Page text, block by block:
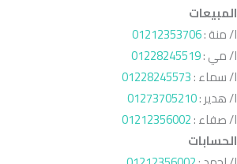
المبيعات
ا/ منة :01212353706
ا/ مي :01228245519
ا/ سماء :01228245573
ا/ هدير :01273705210
ا/ صفاء :01212356002
الحسابات